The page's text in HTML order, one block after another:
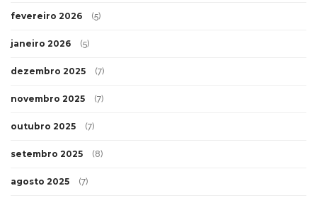
fevereiro 2026 (5)
janeiro 2026 (5)
dezembro 2025 (7)
novembro 2025 (7)
outubro 2025 (7)
setembro 2025 (8)
agosto 2025 (7)